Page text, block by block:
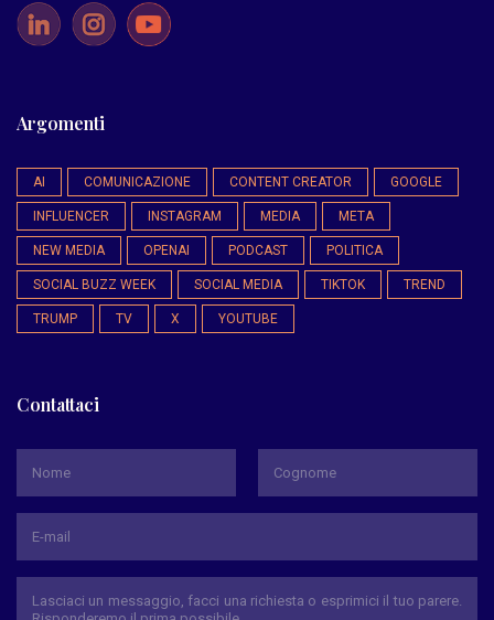
Argomenti
AI COMUNICAZIONE CONTENT CREATOR GOOGLE
INFLUENCER INSTAGRAM MEDIA META
NEW MEDIA OPENAI PODCAST POLITICA
SOCIAL BUZZ WEEK SOCIAL MEDIA TIKTOK TREND
TRUMP TV X YOUTUBE
Contattaci